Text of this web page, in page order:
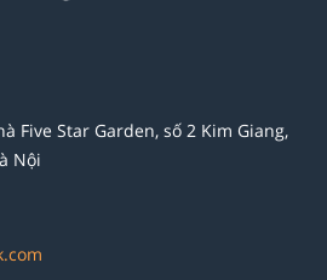
Five Star Garden, số 2 Kim Giang,
Nội